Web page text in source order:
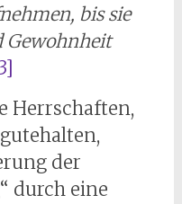
bis sie
Gewohnheit
Herrschaften,
der
durch eine